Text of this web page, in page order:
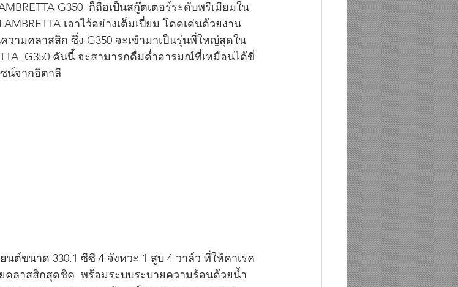
G350  ก็ถือเป็นสกู๊ตเตอร์ระดับพรีเมียมใน
เอาไว้อย่างเต็มเปี่ยม โดดเด่นด้วยงาน
ามคลาสสิก ซึ่ง G350 จะเข้ามาเป็นรุ่นพี่ใหญ่สุดใน
G350 คันนี้ จะสามารถดื่มด่ำอารมณ์ที่เหมือนได้ขี่
น์จากอิตาลี
นต์ขนาด 330.1 ซีซี 4 จังหวะ 1 สูบ 4 วาล์ว ที่ให้คาเรค
ลาสสิกสุดชิค  พร้อมระบบระบายความร้อนด้วยน้ำ